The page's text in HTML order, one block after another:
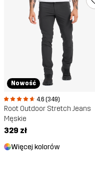
Nowość
4.6 (349)
Root Outdoor Stretch Jeans
Męskie
329 zł
Więcej kolorów